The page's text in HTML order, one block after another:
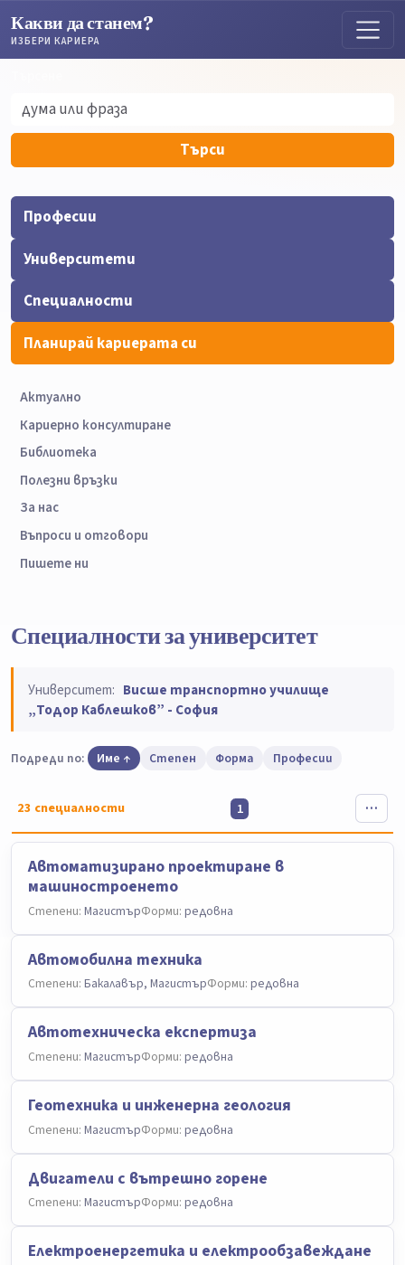
Какви да станем?
ИЗБЕРИ КАРИЕРА
Търси
Професии
Университети
Специалности
Планирай кариерата си
Актуално
Кариерно консултиране
Библиотека
Полезни връзки
За нас
Въпроси и отговори
Пишете ни
Специалности за университет
Университет: Висше транспортно училище
„Тодор Каблешков” - София
Подреди по: Име Степен Форма Професии
23 специалности 1
Автоматизирано проектиране в
машиностроенето
Степени: МагистърФорми: редовна
Автомобилна техника
Степени: Бакалавър, МагистърФорми: редовна
Автотехническа експертиза
Степени: МагистърФорми: редовна
Геотехника и инженерна геология
Степени: МагистърФорми: редовна
Двигатели с вътрешно горене
Степени: МагистърФорми: редовна
Електроенергетика и електрообзавеждане